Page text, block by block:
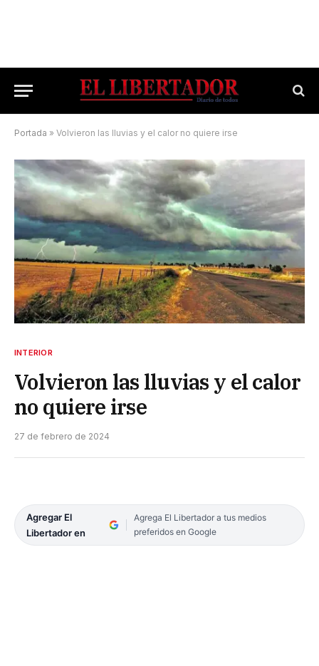
Portada » Volvieron las lluvias y el calor no quiere irse
INTERIOR
Volvieron las lluvias y el calor
no quiere irse
27 de febrero de 2024
Agregar El
Libertador en
Agrega El Libertador a tus medios
preferidos en Google